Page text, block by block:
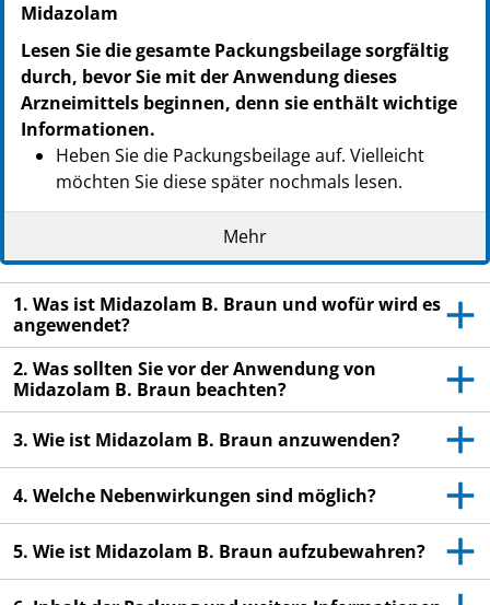
PPN: 110994153717
GTIN: 04030539116763
NTIN: 04150099415370
PZN: 09941572
PPN: 110994157202
GTIN: 04030539116770
NTIN: 04150099415721
Midazolam
Lesen Sie die gesamte Packungsbeilage sorgfältig
durch, bevor Sie mit der Anwendung dieses
Arzneimittels beginnen, denn sie enthält wichtige
Informationen.
Heben Sie die Packungsbeilage auf. Vielleicht
möchten Sie diese später nochmals lesen.
Wenn Sie weitere Fragen haben, wenden Sie sich
an Ihren Arzt oder Apotheker.
Wenn Sie Nebenwirkungen bemerken, wenden Sie
sich an Ihren Arzt oder Apotheker. Dies gilt auch
für Nebenwirkungen, die nicht in dieser
Packungsbeilage angegeben sind. Siehe Abschnitt
4.
Mehr
1. Was ist Midazolam B. Braun und wofür wird es
angewendet?
2. Was sollten Sie vor der Anwendung von
Midazolam B. Braun beachten?
3. Wie ist Midazolam B. Braun anzuwenden?
4. Welche Nebenwirkungen sind möglich?
5. Wie ist Midazolam B. Braun aufzubewahren?